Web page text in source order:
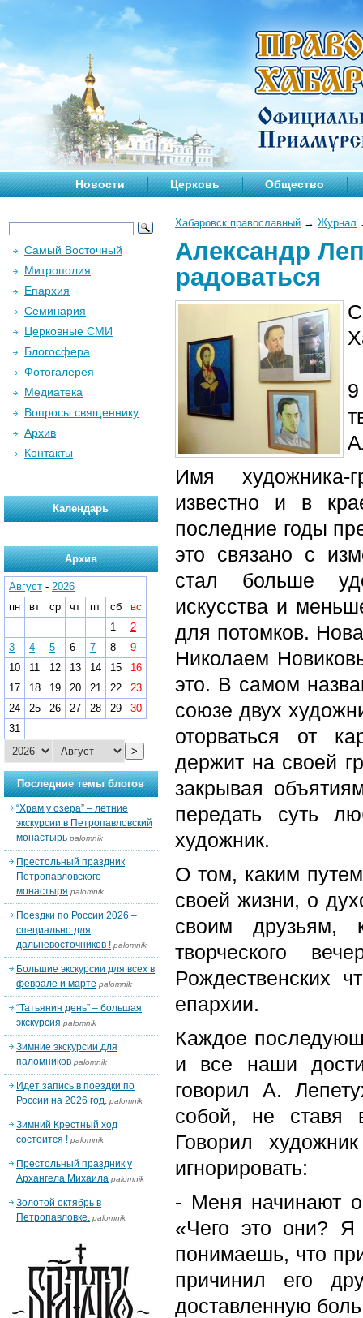
Новости Церковь Общество
Хабаровск православный → Журнал
Александр
радоваться
Имя художника-
известно и в
последние годы
это связано с
стал больше
искусства и
для потомков.
Николаем
это. В самом
союзе двух
оторваться от
держит на своей
закрывая
передать суть
художник.
О том, каким
своей жизни, о
своим друзьям,
творческого
Рождественских
епархии.
Каждое
и все наши
говорил А.
собой, не ставя
Говорил
игнорировать:
- Меня начинают
«Чего это они?
понимаешь, что
причинил его
доставленную
Самый Восточный
Митрополия
Епархия
Семинария
Церковные СМИ
Блогосфера
Фотогалерея
Медиатека
Вопросы священнику
Архив
Контакты
Календарь
Архив
Август - 2026
пн
вт ср чт пт сб
вс
1
2
3
4 5 6 7 8
9
10
11 12 13 14 15
16
17
18 19 20 21 22
23
24
25 26 27 28 29
30
31
>
Последние темы блогов
“Храм у озера” – летние
экскурсии в Петропавловский
монастырь palomnik
Престольный праздник
Петропавловского
монастыря palomnik
Поездки по России 2026 –
специально для
дальневосточников ! palomnik
Большие экскурсии для всех в
феврале и марте palomnik
“Татьянин день” – большая
экскурсия palomnik
Зимние экскурсии для
паломников palomnik
Идет запись в поездки по
России на 2026 год. palomnik
Зимний Крестный ход
состоится ! palomnik
Престольный праздник у
Архангела Михаила palomnik
Золотой октябрь в
Петропавловке. palomnik